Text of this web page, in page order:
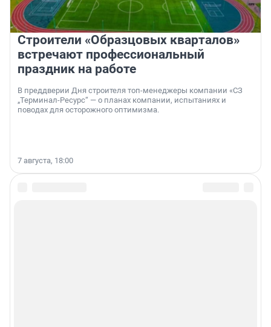
Строители «Образцовых кварталов»
встречают профессиональный
праздник на работе
В преддверии Дня строителя топ-менеджеры компании «СЗ
„Терминал-Ресурс“ — о планах компании, испытаниях и
поводах для осторожного оптимизма.
7 августа, 18:00